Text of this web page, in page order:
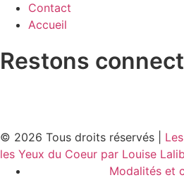
Contact
Accueil
Restons
© 2026 Tous droits réservés |
les Yeux du Coeur par Louise
Modalités et